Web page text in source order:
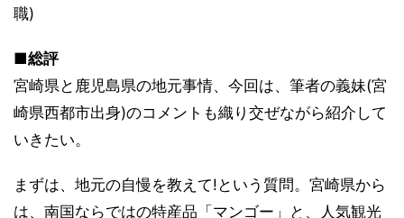
職)
■総評
宮崎県と鹿児島県の地元事情、今回は、筆者の義妹(宮
崎県西都市出身)のコメントも織り交ぜながら紹介して
いきたい。
まずは、地元の自慢を教えて!という質問。宮崎県から
は、南国ならではの特産品「マンゴー」と、人気観光